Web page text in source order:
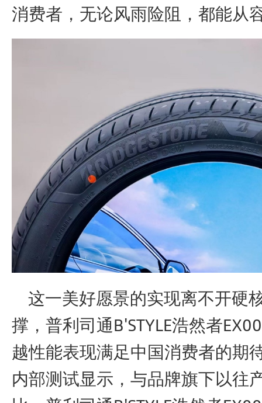
消费者，无论风雨险阻，都能从
这一美好愿景的实现离不开硬
撑，普利司通B'STYLE浩然者
越性能表现满足中国消费者的期
内部测试显示，与品牌旗下以往